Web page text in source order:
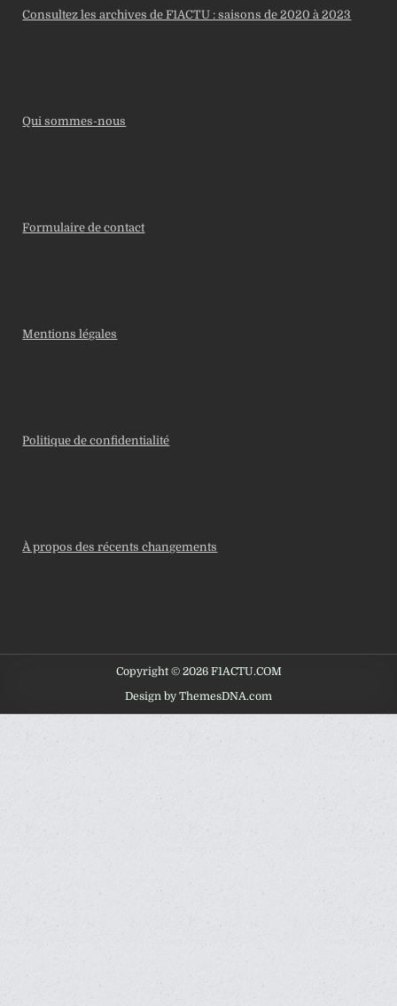
Consultez les archives de F1ACTU : saisons de 2020 à 2023
Qui sommes-nous
Formulaire de contact
Mentions légales
Politique de confidentialité
À propos des récents changements
Copyright © 2026 F1ACTU.COM
Design by ThemesDNA.com